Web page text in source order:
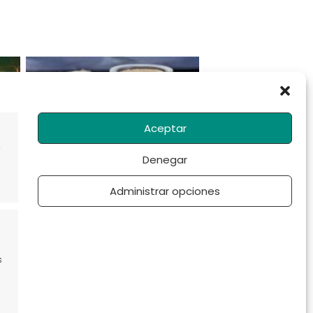
Aceptar
Denegar
Administrar opciones
debes saber sobre